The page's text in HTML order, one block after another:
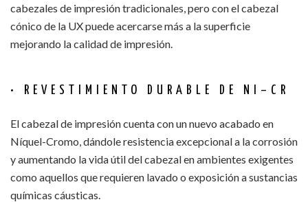
cabezales de impresión tradicionales, pero con el cabezal
cónico de la UX puede acercarse más a la superficie
mejorando la calidad de impresión.
• REVESTIMIENTO DURABLE DE NI–CR
El cabezal de impresión cuenta con un nuevo acabado en
Níquel-Cromo, dándole resistencia excepcional a la corrosión
y aumentando la vida útil del cabezal en ambientes exigentes
como aquellos que requieren lavado o exposición a sustancias
químicas cáusticas.